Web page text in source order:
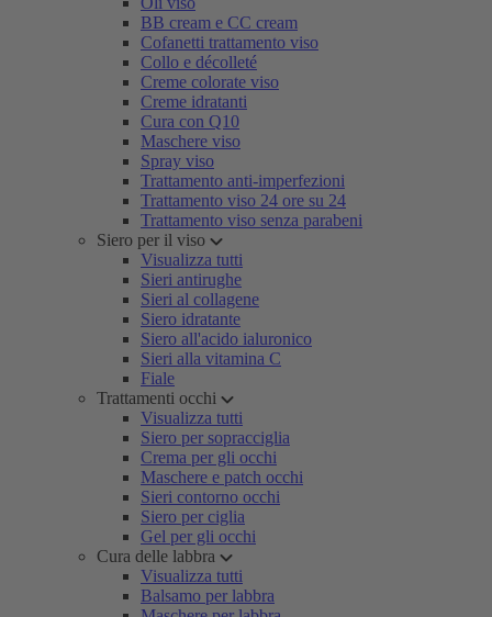
BB cream e CC cream
Cofanetti trattamento viso
Collo e décolleté
Creme colorate viso
Creme idratanti
Cura con Q10
Maschere viso
Spray viso
Trattamento anti-imperfezioni
Trattamento viso 24 ore su 24
Trattamento viso senza parabeni
Siero per il viso
Visualizza tutti
Sieri antirughe
Sieri al collagene
Siero idratante
Siero all'acido ialuronico
Sieri alla vitamina C
Fiale
Trattamenti occhi
Visualizza tutti
Siero per sopracciglia
Crema per gli occhi
Maschere e patch occhi
Sieri contorno occhi
Siero per ciglia
Gel per gli occhi
Cura delle labbra
Visualizza tutti
Balsamo per labbra